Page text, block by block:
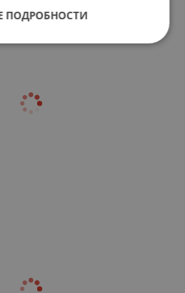
ПОДРОБНОСТИ